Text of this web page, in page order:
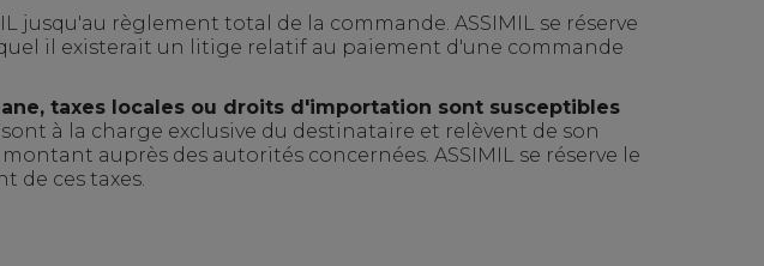
jusqu'au règlement total de la commande. ASSIMIL se réserve
il existerait un litige relatif au paiement d'une commande
taxes locales ou droits d'importation sont susceptibles
à la charge exclusive du destinataire et relèvent de son
auprès des autorités concernées. ASSIMIL se réserve le
de ces taxes.